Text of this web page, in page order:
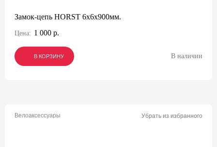
Замок-цепь HORST 6х6x900мм.
Цена: 1 000 р.
В КОРЗИНУ
В КОРЗИНУ
В КОРЗИНУ В наличии
Велоаксессуары Убрать из избранного